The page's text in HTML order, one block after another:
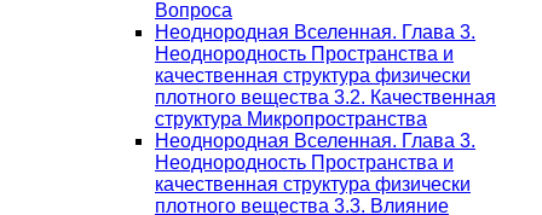
Вопроса
Неоднородная Вселенная. Глава 3.
Неоднородность Пространства и
качественная структура физически
плотного вещества 3.2. Качественная
структура Микропространства
Неоднородная Вселенная. Глава 3.
Неоднородность Пространства и
качественная структура физически
плотного вещества 3.3. Влияние